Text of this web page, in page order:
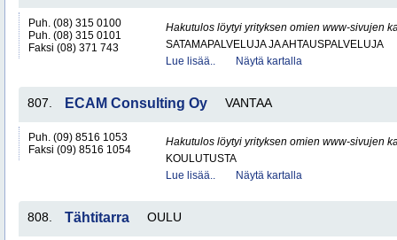
Puh. (08) 315 0100
Puh. (08) 315 0101
Faksi (08) 371 743
Hakutulos löytyi yrityksen omien www-sivujen
SATAMAPALVELUJA JA AHTAUSPALVELUJA
Lue lisää..
Näytä kartalla
807. ECAM Consulting Oy VANTAA
Puh. (09) 8516 1053
Faksi (09) 8516 1054
Hakutulos löytyi yrityksen omien www-sivujen
KOULUTUSTA
Lue lisää..
Näytä kartalla
808. Tähtitarra OULU